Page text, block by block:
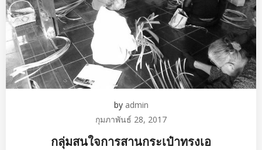
by admin
กุมภาพันธ์ 28, 2017
กลุ่มสนใจการสานกระเป๋าทรงเอ